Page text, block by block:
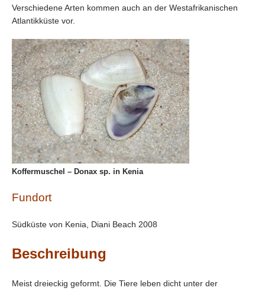
Verschiedene Arten kommen auch an der Westafrikanischen
Atlantikküste vor.
Koffermuschel – Donax sp. in Kenia
Fundort
Südküste von Kenia, Diani Beach 2008
Beschreibung
Meist dreieckig geformt. Die Tiere leben dicht unter der